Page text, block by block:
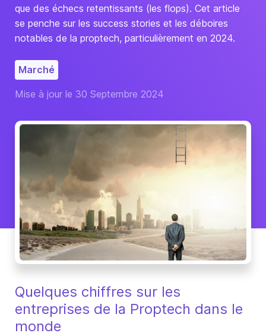
que des échecs retentissants (les flops). Cet article
se penche sur les success stories et les déboires
notables de la proptech, particulièrement en 2024.
Marché
Mise à jour le 30 Septembre 2024
Quelques chiffres sur les
entreprises de la Proptech dans le
monde